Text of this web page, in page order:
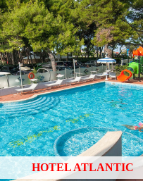
HOTEL ATLANTIC